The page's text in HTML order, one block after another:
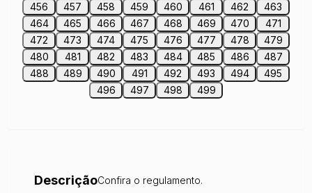
456
457 458 459 460 461 462
463
464
465 466 467 468 469 470
471
472
473 474 475 476 477 478
479
480
481 482 483 484 485 486
487
488
489 490 491 492 493 494
495
496
497 498 499
DescriçãoConfira o regulamento.